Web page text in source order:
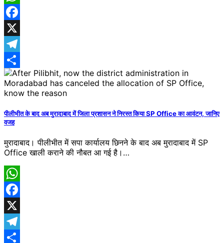
WhatsApp
Facebook
X
Telegram
Share
पीलीभीत के बाद अब मुरादाबाद में जिला प्रशासन ने निरस्त किया SP Office का आवंटन, जानिए
वजह
मुरादाबाद। पीलीभीत में सपा कार्यालय छिनने के बाद अब मुरादाबाद में SP
Office खाली कराने की नौबत आ गई है।…
WhatsApp
Facebook
X
Telegram